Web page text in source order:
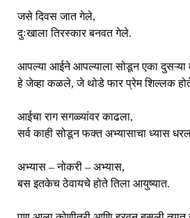
जसे दिवस जात गेले,
दुःखाला तिरस्कार बनवत गेले.
आपल्या आईने आपल्याला सोडून एका
हे जेव्हा कळले, जे थोडे फार प्रेम शिल्लक
आईचा राग सगळ्यांवर काढला,
सर्व काही सोडून फक्त अभ्यासाचा ध्यास
अभ्यास – नोकरी – अभ्यास,
बस इतकेच ठेवायचे होते तिला आयुष्यात.